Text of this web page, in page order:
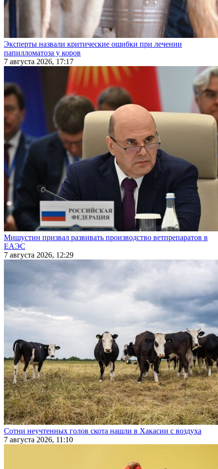
Эксперты назвали критические ошибки при лечении
папилломатоза у коров
7 августа 2026, 17:17
Мишустин призвал развивать производство ветпрепаратов в
ЕАЭС
7 августа 2026, 12:29
Сотни неучтенных голов скота нашли в Хакасии с воздуха
7 августа 2026, 11:10